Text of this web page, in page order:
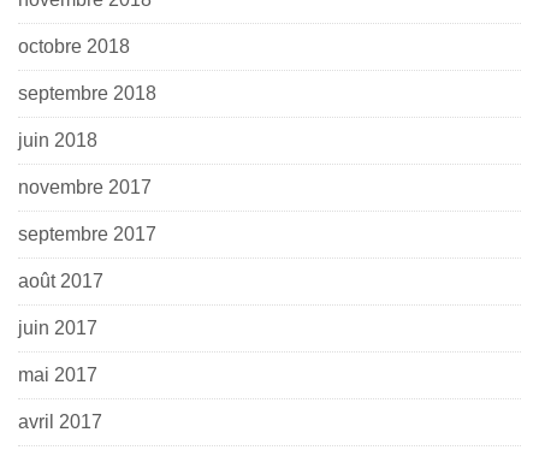
octobre 2018
septembre 2018
juin 2018
novembre 2017
septembre 2017
août 2017
juin 2017
mai 2017
avril 2017